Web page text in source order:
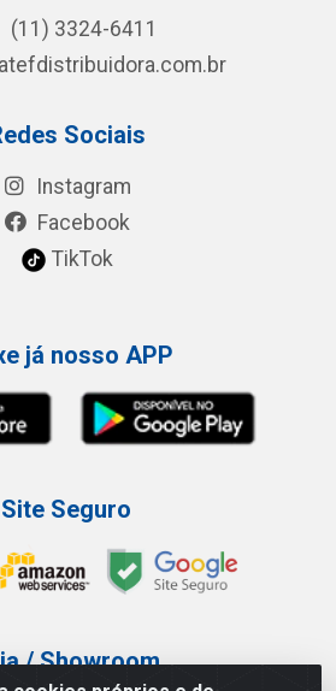
(11) 3324-6411
Sociais
Instagram
Facebook
TikTok
já nosso APP
Site Seguro
/ Showroom